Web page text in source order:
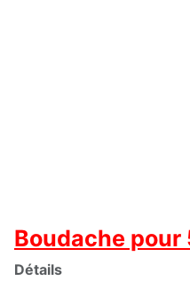
Boudache pour
Détails